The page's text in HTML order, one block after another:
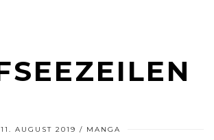
11. AUGUST 2019 MANGA